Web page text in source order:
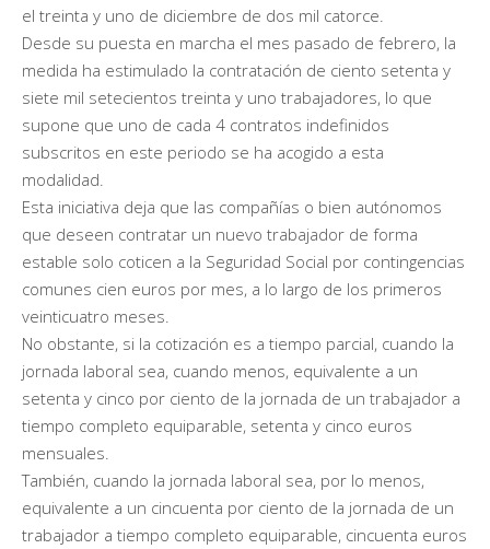
el treinta y uno de diciembre de dos mil catorce.
Desde su puesta en marcha el mes pasado de febrero, la
medida ha estimulado la contratación de ciento setenta y
siete mil setecientos treinta y uno trabajadores, lo que
supone que uno de cada 4 contratos indefinidos
subscritos en este periodo se ha acogido a esta
modalidad.
Esta iniciativa deja que las compañías o bien autónomos
que deseen contratar un nuevo trabajador de forma
estable solo coticen a la Seguridad Social por contingencias
comunes cien euros por mes, a lo largo de los primeros
veinticuatro meses.
No obstante, si la cotización es a tiempo parcial, cuando la
jornada laboral sea, cuando menos, equivalente a un
setenta y cinco por ciento de la jornada de un trabajador a
tiempo completo equiparable, setenta y cinco euros
mensuales.
También, cuando la jornada laboral sea, por lo menos,
equivalente a un cincuenta por ciento de la jornada de un
trabajador a tiempo completo equiparable, cincuenta euros